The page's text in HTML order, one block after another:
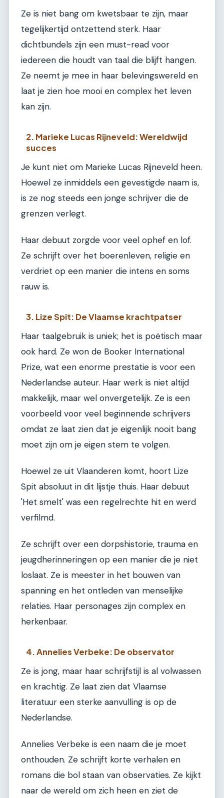
Ze is niet bang om kwetsbaar te zijn, maar
tegelijkertijd ontzettend sterk. Haar
dichtbundels zijn een must-read voor
iedereen die houdt van taal die blijft hangen.
Ze neemt je mee in haar belevingswereld en
laat je zien hoe mooi en complex het leven
kan zijn.
2. Marieke Lucas Rijneveld: Wereldwijd
succes
Je kunt niet om Marieke Lucas Rijneveld heen.
Hoewel ze inmiddels een gevestigde naam is,
is ze nog steeds een jonge schrijver die de
grenzen verlegt.
Haar debuut zorgde voor veel ophef en lof.
Ze schrijft over het boerenleven, religie en
verdriet op een manier die intens en soms
rauw is.
3. Lize Spit: De Vlaamse krachtpatser
Haar taalgebruik is uniek; het is poëtisch maar
ook hard. Ze won de Booker International
Prize, wat een enorme prestatie is voor een
Nederlandse auteur. Haar werk is niet altijd
makkelijk, maar wel onvergetelijk. Ze is een
voorbeeld voor veel beginnende schrijvers
omdat ze laat zien dat je eigenlijk nooit bang
moet zijn om je eigen stem te volgen.
Hoewel ze uit Vlaanderen komt, hoort Lize
Spit absoluut in dit lijstje thuis. Haar debuut
'Het smelt' was een regelrechte hit en werd
verfilmd.
Ze schrijft over een dorpshistorie, trauma en
jeugdherinneringen op een manier die je niet
loslaat. Ze is meester in het bouwen van
spanning en het ontleden van menselijke
relaties. Haar personages zijn complex en
herkenbaar.
4. Annelies Verbeke: De observator
Ze is jong, maar haar schrijfstijl is al volwassen
en krachtig. Ze laat zien dat Vlaamse
literatuur een sterke aanvulling is op de
Nederlandse.
Annelies Verbeke is een naam die je moet
onthouden. Ze schrijft korte verhalen en
romans die bol staan van observaties. Ze kijkt
naar de wereld om zich heen en ziet de